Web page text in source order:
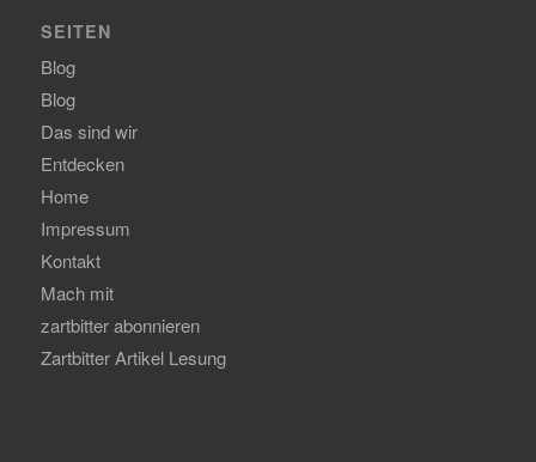
SEITEN
Blog
Blog
Das sind wir
Entdecken
Home
Impressum
Kontakt
Mach mit
zartbitter abonnieren
Zartbitter Artikel Lesung